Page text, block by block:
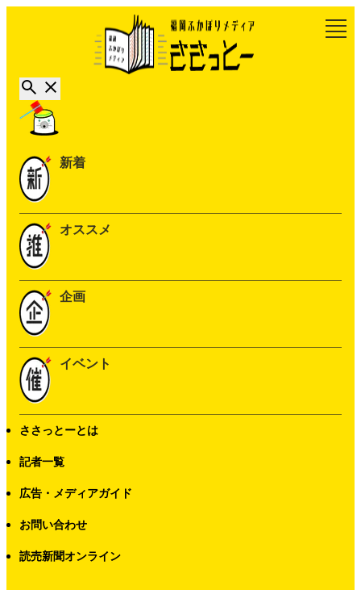
新着
オススメ
企画
イベント
ささっとーとは
記者一覧
広告・メディアガイド
お問い合わせ
読売新聞オンライン